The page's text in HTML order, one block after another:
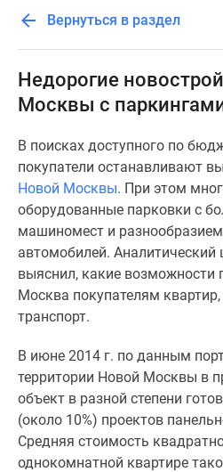
Москвы
Готовые
новостройки
Новостройки
Специальные
предложения
Коммерческие
помещения
Продавцы
застройщики
Панорамы
новостроек
Видеообзор
Экспертиза
новостроек
Экология
Москвы
Вернуться в раздел
Недорогие
Москвы с
В поисках доступного по
покупатели останавливают
Новой Москвы. При этом
оборудованные парковки с
машиномест и
автомобилей. Аналитический
выяснил, какие возможности
Москва покупателям
транспорт.
В июне 2014 г. по данным
территории Новой Москвы в
объект в разной степени
(около 10%) проектов
Средняя стоимость
однокомнатной квартире